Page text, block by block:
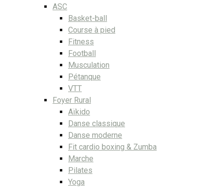
ASC
Basket-ball
Course à pied
Fitness
Football
Musculation
Pétanque
VTT
Foyer Rural
Aïkido
Danse classique
Danse moderne
Fit cardio boxing & Zumba
Marche
Pilates
Yoga